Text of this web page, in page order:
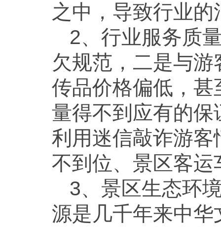
之中，导致行业的
2、行业服务质
欠规范，二是与
传品价格偏低，
量得不到应有的
利用迷信敲诈游
不到位、景区客
3、景区生态环
源是几千年来中